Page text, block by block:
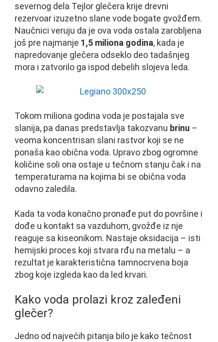
severnog dela Tejlor glečera krije drevni
rezervoar izuzetno slane vode bogate gvožđem.
Naučnici veruju da je ova voda ostala zarobljena
još pre najmanje 1,5 miliona godina, kada je
napredovanje glečera odseklo deo tadašnjeg
mora i zatvorilo ga ispod debelih slojeva leda.
Tokom miliona godina voda je postajala sve
slanija, pa danas predstavlja takozvanu brinu –
veoma koncentrisan slani rastvor koji se ne
ponaša kao obična voda. Upravo zbog ogromne
količine soli ona ostaje u tečnom stanju čak i na
temperaturama na kojima bi se obična voda
odavno zaledila.
Kada ta voda konačno pronađe put do površine i
dođe u kontakt sa vazduhom, gvožđe iz nje
reaguje sa kiseonikom. Nastaje oksidacija – isti
hemijski proces koji stvara rđu na metalu – a
rezultat je karakteristična tamnocrvena boja
zbog koje izgleda kao da led krvari.
Kako voda prolazi kroz zaleđeni
glečer?
Jedno od najvećih pitanja bilo je kako tečnost